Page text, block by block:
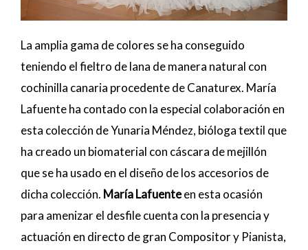
La amplia gama de colores se ha conseguido
teniendo el fieltro de lana de manera natural con
cochinilla canaria procedente de Canaturex. María
Lafuente ha contado con la especial colaboración en
esta colección de Yunaria Méndez, bióloga textil que
ha creado un biomaterial con cáscara de mejillón
que se ha usado en el diseño de los accesorios de
dicha colección. MaríaLafuenteen esta ocasión
para amenizar el desfile cuenta con la presencia y
actuación en directo de gran Compositor y Pianista,